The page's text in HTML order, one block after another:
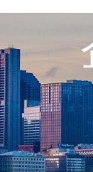
动直流射频晶圆级探针
自动直流射频晶圆级探
自动直流射频晶圆级探
功率直流射频晶圆级探
MPI射频探针
MPI全自动KGD系统
MPI全自动分选机
测试、射频
场测试、ESD/